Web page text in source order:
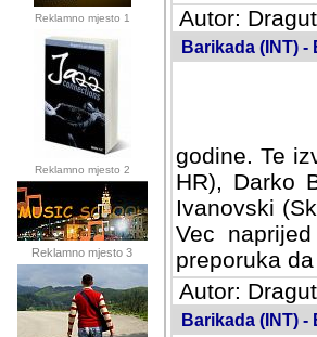
Reklamno mjesto 1
Reklamno mjesto 2
Reklamno mjesto 3
Autor:
Barikada (INT) -
godine. Te
HR), Darko
Ivanovski
Vec
preporuka
Autor:
Barikada (INT) -